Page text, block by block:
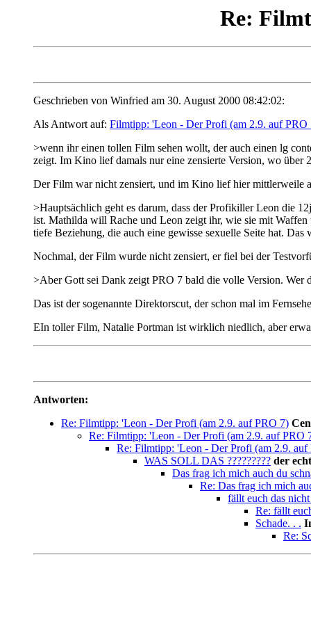
Re:
Geschrieben von Winfried am 30. August 2000 08:42:02:
Als Antwort auf: Filmtipp: 'Leon - Der Profi (am 2.9. auf PRO
>wenn ihr einen tollen Film sehen wollt, der auch einen lg
zeigt. Im Kino lief damals nur eine zensierte Version, wo über
Der Film war nicht zensiert, und im Kino lief hier mittlerweile
>Hauptsächlich geht es darum, dass der Profikiller Leon die
ist. Mathilda will Rache und Leon zeigt ihr, wie sie mit Waffen
tiefe Beziehung, die auch eine gewisse sexuelle Seite hat.
Nochmal, der Film wurde nicht zensiert, er fiel bei der
>Aber Gott sei Dank zeigt PRO 7 bald die volle Version.
Das ist der sogenannte Direktorscut, der schon mal im
EIn toller Film, Natalie Portman ist wirklich niedlich, aber
Antworten:
Re: Filmtipp: 'Leon - Der Profi (am 2.9. auf PRO 7)
Re: Filmtipp: 'Leon - Der Profi (am 2.9. auf PRO
Re: Filmtipp: 'Leon - Der Profi (am 2.9. auf
WAS SOLL DAS ????????? der
Das frag ich mich auch du
Re: Das frag ich mich
fällt euch das
Re: fällt
Schade. . .
Re: